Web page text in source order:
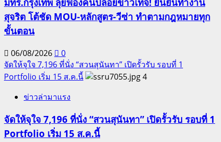
สุจริต โต้ชัด MOU-หลักสูตร-วีซ่า ทำตามกฎหมายทุก
ขั้นตอน
06/08/2026
0
จัดให้จุใจ 7,196 ที่นั่ง “สวนสุนันทา” เปิดรั้วรับ รอบที่ 1
Portfolio เริ่ม 15 ส.ค.นี้
4
ข่าวล่ามาแรง
จัดให้จุใจ 7,196 ที่นั่ง “สวนสุนันทา” เปิดรั้วรับ รอบที่ 1
Portfolio เริ่ม 15 ส.ค.นี้